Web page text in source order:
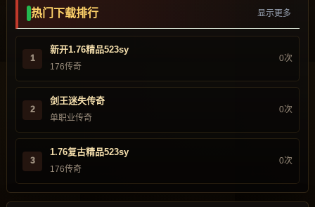
热门下载排行 显示更多
1
新开1.76精品523sy
176传奇
0次
2
剑王迷失传奇
单职业传奇
0次
3
1.76复古精品523sy
176传奇
0次